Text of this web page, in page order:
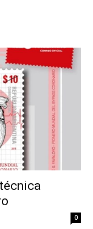
0